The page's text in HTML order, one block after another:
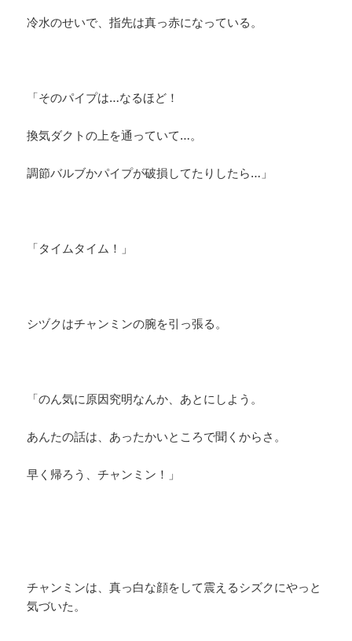
冷水のせいで、指先は真っ赤になっている。
「そのパイプは…なるほど！
換気ダクトの上を通っていて…。
調節バルブかパイプが破損してたりしたら…」
「タイムタイム！」
シヅクはチャンミンの腕を引っ張る。
「のん気に原因究明なんか、あとにしよう。
あんたの話は、あったかいところで聞くからさ。
早く帰ろう、チャンミン！」
チャンミンは、真っ白な顔をして震えるシズクにやっと
気づいた。